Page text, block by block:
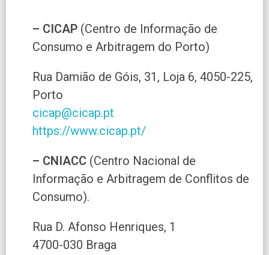
– CICAP (Centro de Informação de
Consumo e Arbitragem do Porto)
Rua Damião de Góis, 31, Loja 6, 4050-225,
Porto
cicap@cicap.pt
https://www.cicap.pt/
– CNIACC (Centro Nacional de
Informação e Arbitragem de Conflitos de
Consumo).
Rua D. Afonso Henriques, 1
4700-030 Braga